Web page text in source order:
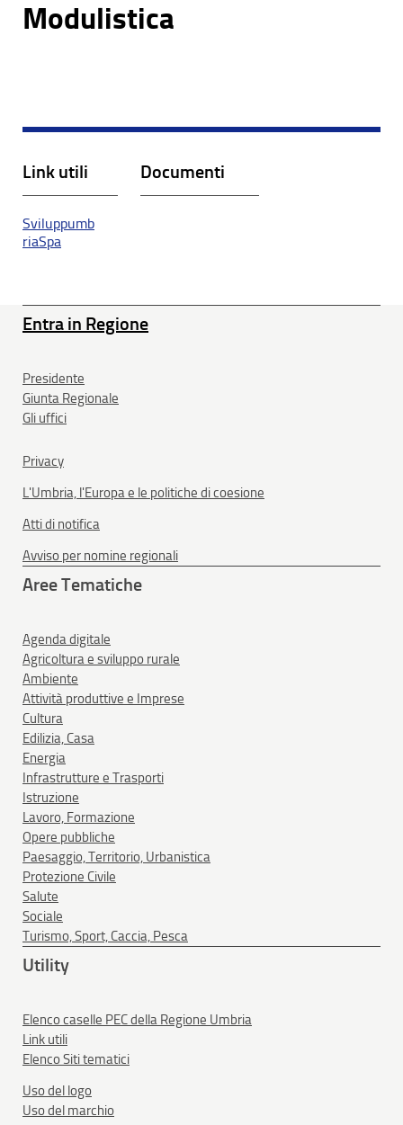
Modulistica
Link utili
Sviluppumb
riaSpa
Documenti
Entra in Regione
Presidente
Giunta Regionale
Gli uffici
Privacy
L'Umbria, l'Europa e le politiche di coesione
Atti di notifica
Avviso per nomine regionali
Aree Tematiche
Agenda digitale
Agricoltura e sviluppo rurale
Ambiente
Attività produttive e Imprese
Cultura
Edilizia, Casa
Energia
Infrastrutture e Trasporti
Istruzione
Lavoro, Formazione
Opere pubbliche
Paesaggio, Territorio, Urbanistica
Protezione Civile
Salute
Sociale
Turismo, Sport, Caccia, Pesca
Utility
Elenco caselle PEC della Regione Umbria
Link utili
Elenco Siti tematici
Uso del logo
Uso del marchio